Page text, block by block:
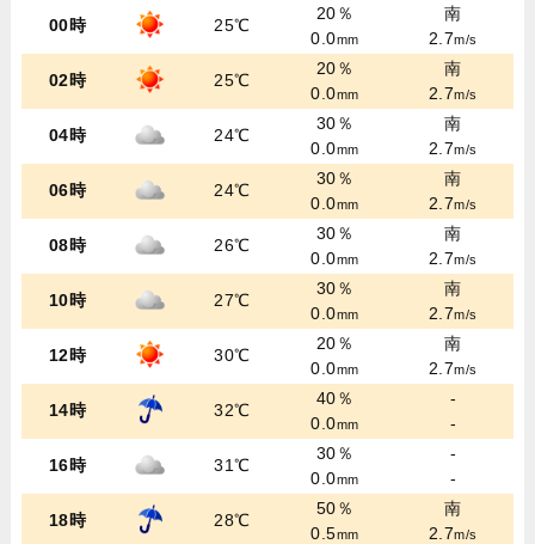
00時 25℃
20％
0.0mm
南
2.7m/s
02時 25℃
20％
0.0mm
南
2.7m/s
04時 24℃
30％
0.0mm
南
2.7m/s
06時 24℃
30％
0.0mm
南
2.7m/s
08時 26℃
30％
0.0mm
南
2.7m/s
10時 27℃
30％
0.0mm
南
2.7m/s
12時 30℃
20％
0.0mm
南
2.7m/s
14時 32℃
40％
0.0mm
-
-
16時 31℃
30％
0.0mm
-
-
18時 28℃
50％
0.5mm
南
2.7m/s